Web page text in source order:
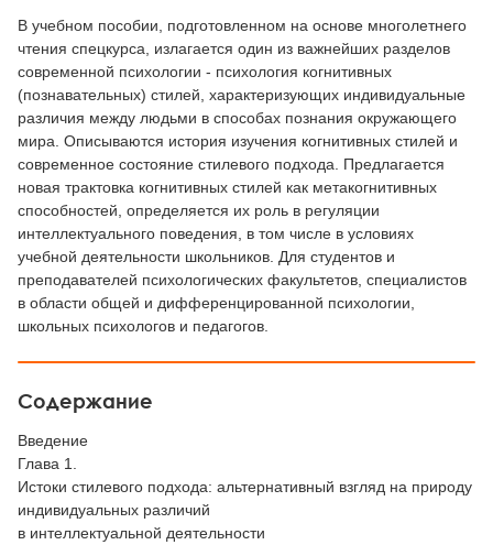
В учебном пособии, подготовленном на основе многолетнего
чтения спецкурса, излагается один из важнейших разделов
современной психологии - психология когнитивных
(познавательных) стилей, характеризующих индивидуальные
различия между людьми в способах познания окружающего
мира. Описываются история изучения когнитивных стилей и
современное состояние стилевого подхода. Предлагается
новая трактовка когнитивных стилей как метакогнитивных
способностей, определяется их роль в регуляции
интеллектуального поведения, в том числе в условиях
учебной деятельности школьников. Для студентов и
преподавателей психологических факультетов, специалистов
в области общей и дифференцированной психологии,
школьных психологов и педагогов.
Содержание
Введение
Глава 1.
Истоки стилевого подхода: альтернативный взгляд на природу
индивидуальных различий
в интеллектуальной деятельности